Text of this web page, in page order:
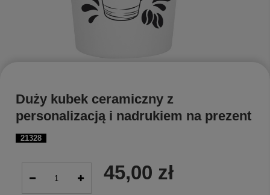
21328
Duży kubek ceramiczny z
personalizacją i nadrukiem na prezent
45,00 zł